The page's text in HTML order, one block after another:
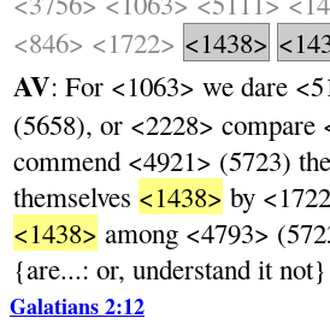
<846> <1722> <1438>
AV: For <1063> we dare
(5658), or <2228>
commend <4921> (5723)
themselves <1438> by
<1438> among <4793>
{are...: or, understand it not}
Galatians 2:12